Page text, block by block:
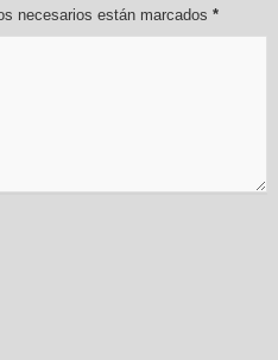
necesarios están marcados *